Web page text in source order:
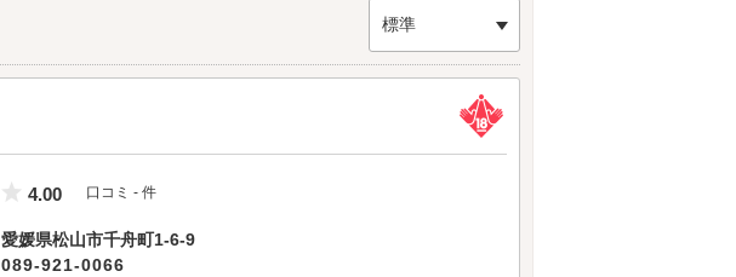
標準
5つ星のうち4
4.00 口コミ - 件
愛媛県松山市千舟町1-6-9
089-921-0066